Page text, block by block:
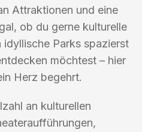
Attraktionen und eine
ob du gerne kulturelle
idyllische Parks spazierst
möchtest – hier
Herz begehrt.
an kulturellen